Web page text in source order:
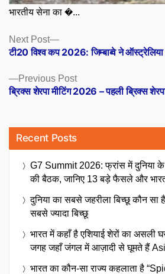
भारतीय सेना का �...
Posts
navigation
Previous PostPrevious
post:
ब्रिक्स शेरपा मीटिंग 2026 – पहली ब्रिक्स
Next Post
Next
post:
टी20 विश्व कप 2026: जिम्बाब्वे ने ऑस्ट्रेलिया
Recent Posts
G7 Summit 2026: फ्रांस में दुनिया
की बैठक, जानिए 13 बड़े फैसले और
दुनिया का सबसे जहरीला बिच्छू कौन सा
सबसे ज्यादा बिच्छू
भारत में कहाँ है एशियाई शेरों का असली
जगह जहाँ जंगल में आज़ादी से घूमते हैं
भारत का कौन-सा राज्य कहलाता है